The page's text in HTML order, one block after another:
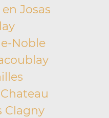
Josas
Noble
Clagny